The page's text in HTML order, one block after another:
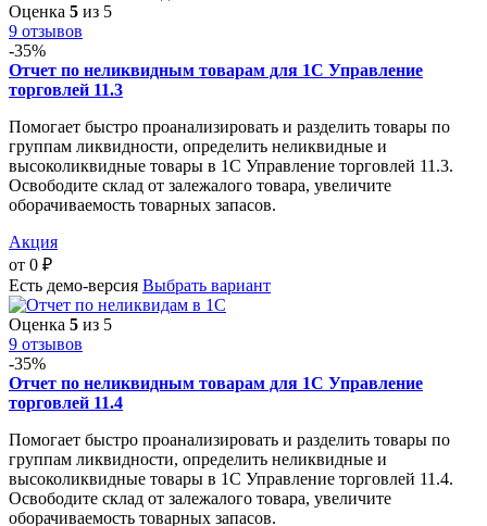
Оценка 5 из 5
9 отзывов
-35%
Отчет по неликвидным товарам для 1С Управление
торговлей 11.3
Помогает быстро проанализировать и разделить товары по
группам ликвидности, определить неликвидные и
высоколиквидные товары в 1С Управление торговлей 11.3.
Освободите склад от залежалого товара, увеличите
оборачиваемость товарных запасов.
Акция
от 0 ₽
Есть демо-версия Выбрать вариант
Оценка 5 из 5
9 отзывов
-35%
Отчет по неликвидным товарам для 1С Управление
торговлей 11.4
Помогает быстро проанализировать и разделить товары по
группам ликвидности, определить неликвидные и
высоколиквидные товары в 1С Управление торговлей 11.4.
Освободите склад от залежалого товара, увеличите
оборачиваемость товарных запасов.